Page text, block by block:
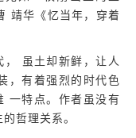
靖华《忆当年，穿着
， 虽土却新鲜，让人
，有着强烈的时代色
一特点。作者虽没有
哲理关系。